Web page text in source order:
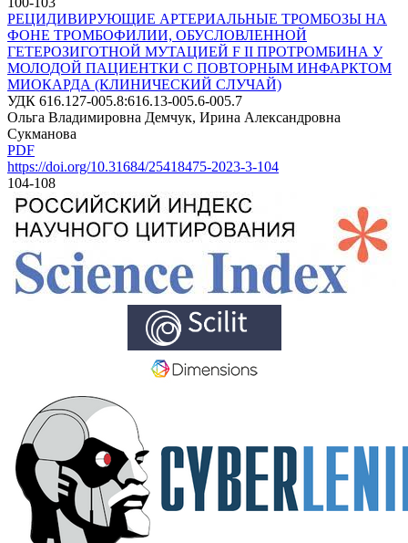
РЕЦИДИВИРУЮЩИЕ АРТЕРИАЛЬНЫЕ ТРОМБОЗЫ НА
ФОНЕ ТРОМБОФИЛИИ, ОБУСЛОВЛЕННОЙ
ГЕТЕРОЗИГОТНОЙ МУТАЦИЕЙ F II ПРОТРОМБИНА У
МОЛОДОЙ ПАЦИЕНТКИ С ПОВТОРНЫМ ИНФАРКТОМ
МИОКАРДА (КЛИНИЧЕСКИЙ СЛУЧАЙ)
УДК 616.127-005.8:616.13-005.6-005.7
Ольга Владимировна Демчук, Ирина Александровна
Сукманова
PDF
https://doi.org/10.31684/25418475-2023-3-104
104-108